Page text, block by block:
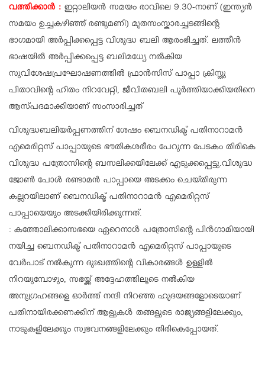
വത്തിക്കാൻ : ഇറ്റാലിയൻ സമയം രാവിലെ 9.30-നാണ് (ഇന്ത്യൻ
സമയം ഉച്ചകഴിഞ്ഞ് രണ്ടുമണി) മൃതസംസ്കാരച്ചടങ്ങിന്റെ
ഭാഗമായി അർപ്പിക്കപ്പെട്ട വിശുദ്ധ ബലി ആരംഭിച്ചത്. ലത്തീൻ
ഭാഷയിൽ അർപ്പിക്കപ്പെട്ട ബലിമധ്യേ നൽകിയ
സുവിശേഷപ്രഘോഷണത്തിൽ ഫ്രാൻസിസ് പാപ്പാ ക്രിസ്തു
പിതാവിന്റെ ഹിതം നിറവേറ്റി, ജീവിതബലി പൂർത്തിയാക്കിയതിനെ
ആസ്പദമാക്കിയാണ് സംസാരിച്ചത്
വിശുദ്ധബലിയർപ്പണത്തിന് ശേഷം ബെനഡിക്ട് പതിനാറാമൻ
എമെരിറ്റസ് പാപ്പായുടെ ഭൗതികശരീരം പേറുന്ന പേടകം തിരികെ
വിശുദ്ധ പത്രോസിന്റെ ബസലിക്കയിലേക്ക് എടുക്കപ്പെട്ടു.വിശുദ്ധ
ജോൺ പോൾ രണ്ടാമൻ പാപ്പായെ അടക്കം ചെയ്തിരുന്ന
കല്ലറയിലാണ് ബെനഡിക്ട് പതിനാറാമൻ എമെരിറ്റസ്
പാപ്പായെയും അടക്കിയിരിക്കുന്നത്.
: കത്തോലിക്കാസഭയെ ഏറെനാൾ പത്രോസിന്റെ പിൻഗാമിയായി
നയിച്ച ബെനഡിക്ട് പതിനാറാമൻ എമെരിറ്റസ് പാപ്പായുടെ
വേർപാട് നൽകുന്ന ദുഃഖത്തിന്റെ വികാരങ്ങൾ ഉള്ളിൽ
നിറയുമ്പോഴും, സഭയ്ക്ക് അദ്ദേഹത്തിലൂടെ നൽകിയ
അനുഗ്രഹങ്ങളെ ഓർത്ത് നന്ദി നിറഞ്ഞ ഹൃദയങ്ങളോടെയാണ്
പതിനായിരക്കണക്കിന് ആളുകൾ തങ്ങളുടെ രാജ്യങ്ങളിലേക്കും,
നാടുകളിലേക്കും സ്വഭവനങ്ങളിലേക്കും തിരികെപ്പോയത്.